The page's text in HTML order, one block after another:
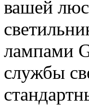
вашей
лампами
службы